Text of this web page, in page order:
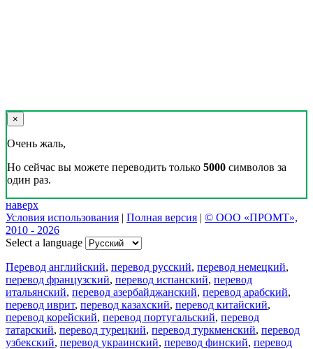
×
Очень жаль,
Но сейчас вы можете переводить только 5000 символов за
один раз.
наверх
Условия использования | Полная версия | © ООО «ПРОМТ»,
2010 - 2026
Select a language
Перевод английский, перевод русский, перевод немецкий,
перевод французский, перевод испанский, перевод
итальянский, перевод азербайджанский, перевод арабский,
перевод иврит, перевод казахский, перевод китайский,
перевод корейский, перевод португальский, перевод
татарский, перевод турецкий, перевод туркменский, перевод
узбекский, перевод украинский, перевод финский, перевод